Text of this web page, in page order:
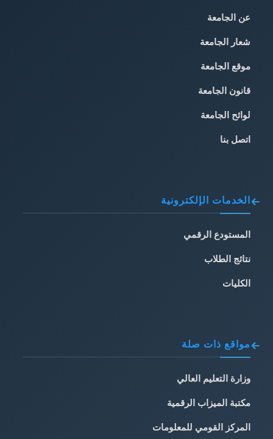
عن الجامعة
شعار الجامعة
موقع الجامعة
قانون الجامعة
لوائح الجامعة
اتصل بنا
الخدمات الإلكترونية
المستودع الرقمي
نتائج الطلاب
الكليات
مواقع ذات صلة
وزارة التعليم العالي
مكتبة الميزاب الرقمية
المركز القومي للمعلومات